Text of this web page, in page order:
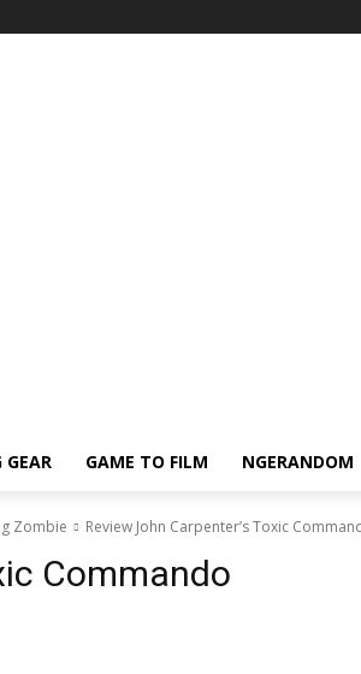
GAME TO FILM NGERANDOM
Zombie Review John Carpenter’s Toxic
Commando